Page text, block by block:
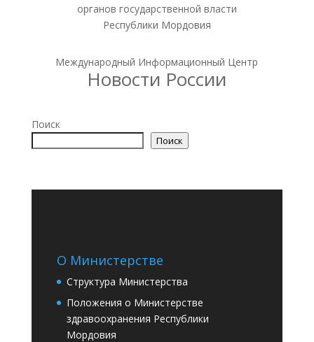
органов государственной власти
Республики Мордовия
Международный Информационный Центр
Новости России
Поиск
Поиск
О Министерстве
Структура Министерства
Положения о Министерстве
здравоохранения Республики
Мордовия